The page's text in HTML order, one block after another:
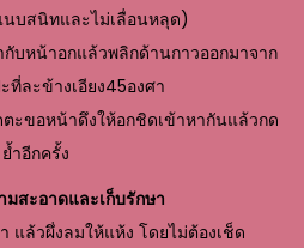
นบสนิทและไม่เลื่อนหลุด)
กับหน้าอกแล้วพลิกด้านกาวออกมาจาก
ละข้างเอียง45องศา
ะขอหน้าดึงให้อกชิดเข้าหากันแล้วกด
ย้ำอีกครั้ง
มสะอาดและเก็บรักษา
แล้วผึ่งลมให้แห้ง โดยไม่ต้องเช็ด